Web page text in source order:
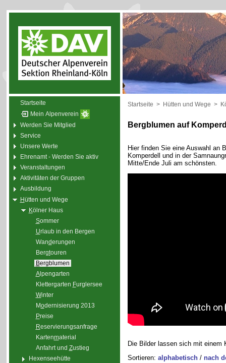
Startseite
Mein Alpenverein
Werden Sie Mitglied
Service
Unsere Werte
Ehrenamt - Werden Sie aktiv
Veranstaltungen
Aktivitäten der Gruppen
Ausbildung
Hütten und Wege
Kölner Haus
Sommer
Urlaub in den Bergen
Wanderungen
Bergtouren
Bergblumen
Alpengarten
Klettergarten Furglersee
Winter
Modernisierung 2013
Preise
Reservierungsanfrage
Kartenmaterial
Anfahrt und Zustieg
Hexenseehütte
Startseite > Hütten und Wege >
Bergblumen auf
Hier finden Sie eine Auswahl an
Komperdell und in der
Mitte/Ende Juli am schönsten.
Die Bilder lassen sich mit einem
Sortieren: alphabetisch/ nach